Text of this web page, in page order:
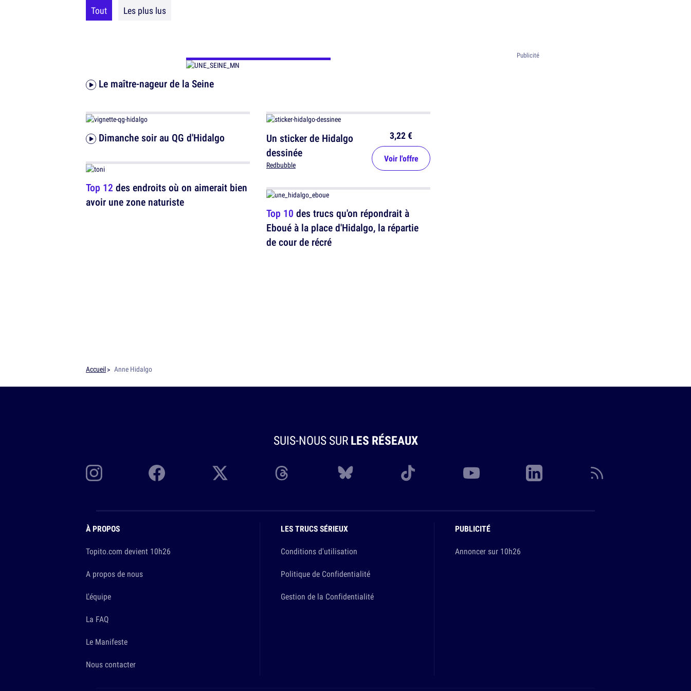
Tout Les plus lus
Le maître-nageur de la Seine
Dimanche soir au QG d'Hidalgo
Top 12 des endroits où on aimerait bien
avoir une zone naturiste
Un sticker de Hidalgo
dessinée
Redbubble
3,22 €
Voir l'offre
Top 10 des trucs qu'on répondrait à
Eboué à la place d'Hidalgo, la répartie
de cour de récré
Accueil Anne Hidalgo
SUIS-NOUS SURLES RÉSEAUX
À PROPOS
Topito.com devient 10h26
A propos de nous
L'équipe
La FAQ
Le Manifeste
Nous contacter
LES TRUCS SÉRIEUX
Conditions d'utilisation
Politique de Confidentialité
Gestion de la Confidentialité
PUBLICITÉ
Annoncer sur 10h26